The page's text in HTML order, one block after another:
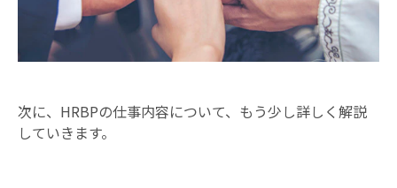
次に、HRBPの仕事内容について、もう少し詳しく解説
していきます。